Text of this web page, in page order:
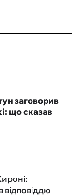
заговорив
що сказав
відповіддю